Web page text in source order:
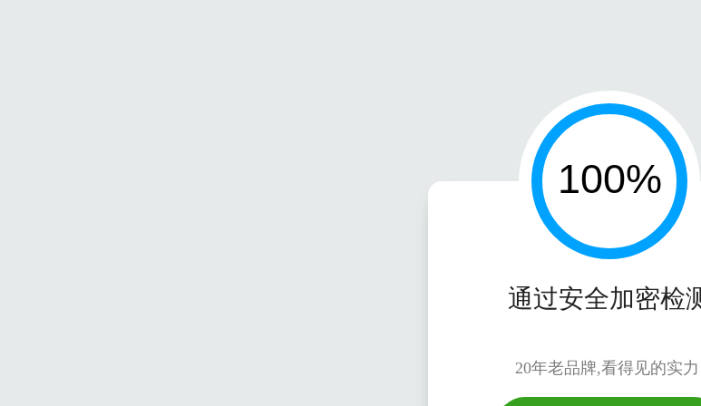
通过安全加密检
20年老品牌,看得见的实